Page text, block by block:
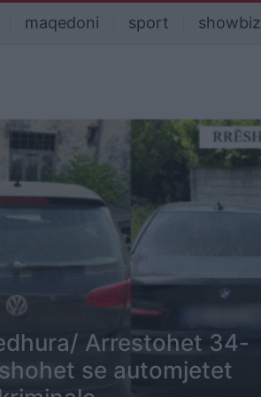
maqedoni sport showbiz
Arrestohet 34-
se automjetet